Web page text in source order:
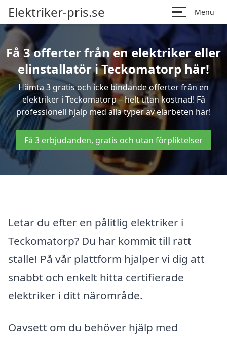
Elektriker-pris.se Menu
Få 3 offerter från en elektriker eller
elinstallatör i Teckomatorp här!
Hämta 3 gratis och icke bindande offerter från en
elektriker i Teckomatorp – helt utan kostnad! Få
professionell hjälp med alla typer av elarbeten här!
Få 3 erbjudanden, gratis och utan förpliktelser
Letar du efter en pålitlig elektriker i
Teckomatorp? Du har kommit till rätt
ställe! På vår plattform hjälper vi dig att
snabbt och enkelt hitta certifierade
elektriker i ditt närområde.
Oavsett om du behöver hjälp med